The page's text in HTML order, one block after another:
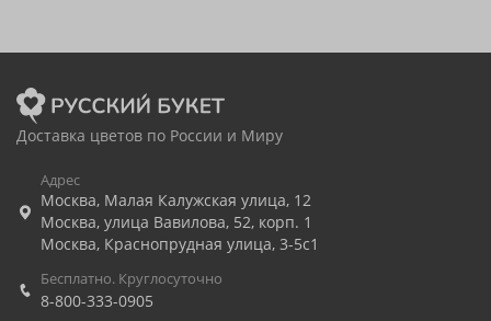
Доставка цветов по России и Миру
Адрес
Москва, Малая Калужская улица, 12
Москва, улица Вавилова, 52, корп. 1
Москва, Краснопрудная улица, 3-5с1
Бесплатно. Круглосуточно
8-800-333-0905